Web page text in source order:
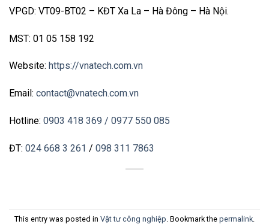
VPGD: VT09-BT02 – KĐT Xa La – Hà Đông – Hà Nội.
MST: 01 05 158 192
Website: https://vnatech.com.vn
Email: contact@vnatech.com.vn
Hotline: 0903 418 369 / 0977 550 085
ĐT: 024 668 3 261 / 098 311 7863
This entry was posted in Vật tư công nghiệp . Bookmark the permalink